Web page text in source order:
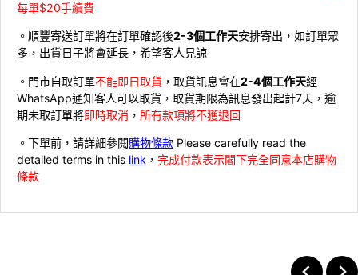
每單$20手續費
。順豐寄送訂單將在訂單確認後2-3個工作天安排寄出，如訂單眾
多，出貨日子將會延長，希望客人見諒
。門市自取訂單不能即日取貨 ，取貨訊息會在2-4個工作天經
WhatsApp通知客人可以取貨，取貨期限為訊息發出起計7天，逾
期未取訂單將即時取消 ， 所有款項將不獲退回
。下單前，請詳細參閱購物條款 Please carefully read the
detailed terms in this link ， 完成付款表示閣下完全同意本店購物
條款